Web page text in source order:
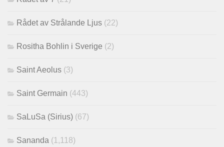
Rådet av Strålande Ljus (22)
Rositha Bohlin i Sverige (2)
Saint Aeolus (3)
Saint Germain (443)
SaLuSa (Sirius) (67)
Sananda (1,118)